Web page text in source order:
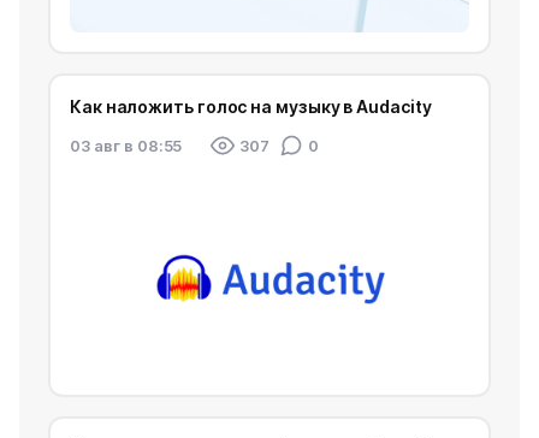
Как наложить голос на музыку в Audacity
03 авг в 08:55 307 0